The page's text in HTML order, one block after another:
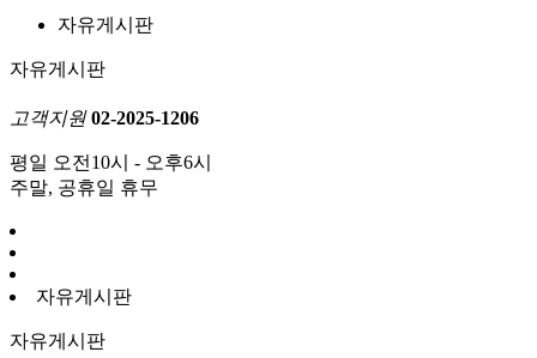
자유게시판
자유게시판
고객지원 02-2025-1206
평일 오전10시 - 오후6시
주말, 공휴일 휴무
자유게시판
자유게시판